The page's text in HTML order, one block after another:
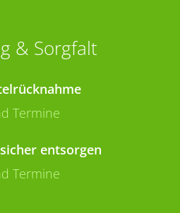
& Sorgfalt
Termine
entsorgen
Termine